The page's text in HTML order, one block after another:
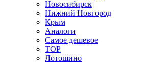
Новосибирск
Нижний Новгород
Крым
Аналоги
Самое дешевое
TOP
Лотошино